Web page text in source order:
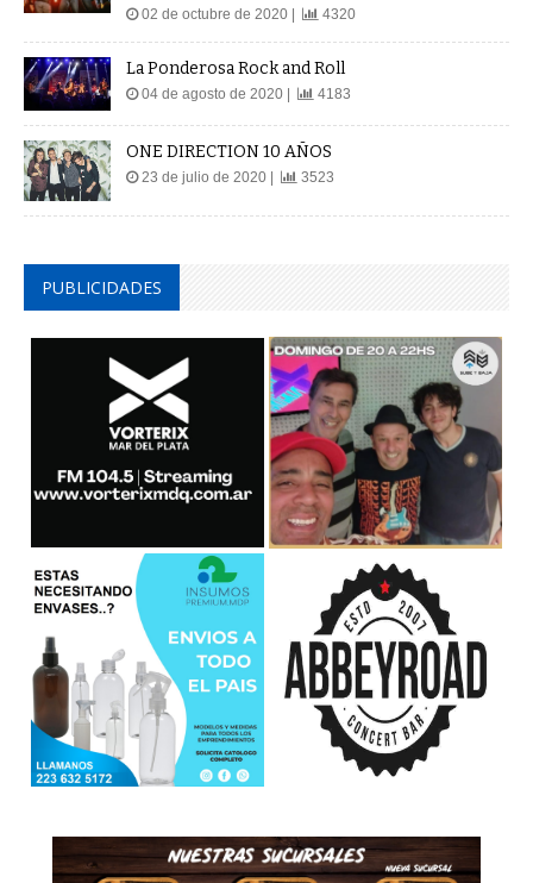
02 de octubre de 2020 | 4320
La Ponderosa Rock and Roll
04 de agosto de 2020 | 4183
ONE DIRECTION 10 AÑOS
23 de julio de 2020 | 3523
PUBLICIDADES